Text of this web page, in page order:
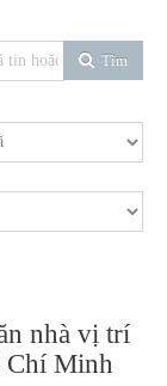
Tìm
nhà vị trí
Chí Minh